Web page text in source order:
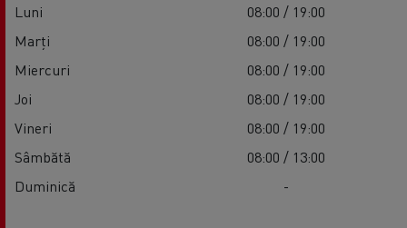
Luni
08:00 / 19:00
Marți
08:00 / 19:00
Miercuri
08:00 / 19:00
Joi
08:00 / 19:00
Vineri
08:00 / 19:00
Sâmbătă
08:00 / 13:00
Duminică
-